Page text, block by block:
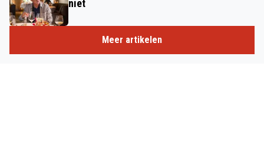
niet
Meer artikelen